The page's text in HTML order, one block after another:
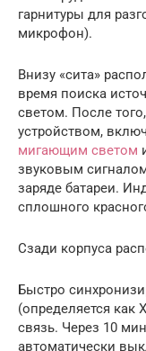
гарнитуры для
микрофон).
Внизу «сита»
время поиска
светом. После
устройством,
мигающим светом
звуковым
заряде батареи.
сплошного
Сзади корпуса
Быстро
(определяется как
связь. Через 10
автоматически